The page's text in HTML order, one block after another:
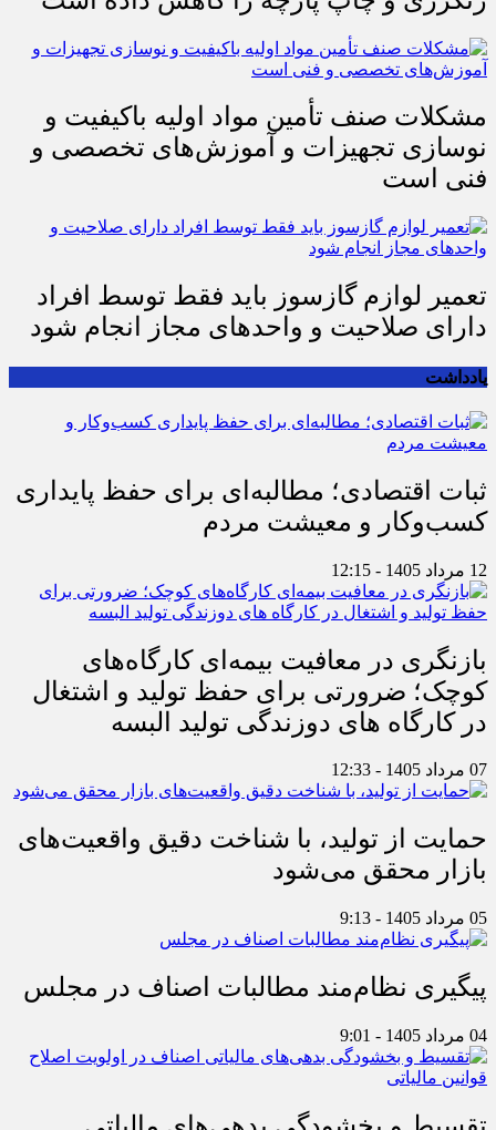
مشکلات صنف تأمین مواد اولیه باکیفیت و
نوسازی تجهیزات و آموزش‌های تخصصی و
فنی است
تعمیر لوازم گازسوز باید فقط توسط افراد
دارای صلاحیت و واحدهای مجاز انجام شود
یادداشت
ثبات اقتصادی؛ مطالبه‌ای برای حفظ پایداری
کسب‌وکار و معیشت مردم
12 مرداد 1405 - 12:15
بازنگری در معافیت بیمه‌ای کارگاه‌های
کوچک؛ ضرورتی برای حفظ تولید و اشتغال
در کارگاه های دوزندگی تولید البسه
07 مرداد 1405 - 12:33
حمایت از تولید، با شناخت دقیق واقعیت‌های
بازار محقق می‌شود
05 مرداد 1405 - 9:13
پیگیری نظام‌مند مطالبات اصناف در مجلس
04 مرداد 1405 - 9:01